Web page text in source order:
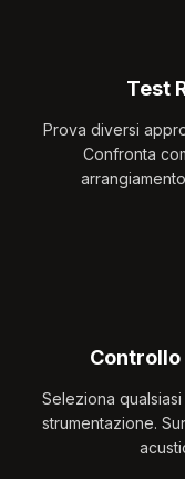
Test
Prova diversi
Confronta
Controllo
Seleziona
strumentazione.